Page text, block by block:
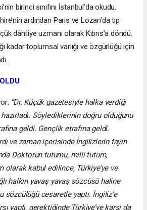
birinci sınıfını İstanbul’da okudu.
ardından Paris ve Lozan’da tıp
dâhiliye uzmanı olarak Kıbrıs’a döndü.
kadar toplumsal varlığı ve özgürlüğü için
“Dr. Küçük gazetesiyle halka verdiği
Söylediklerinin doğru olduğunu
geldi. Gençlik etrafına geldi.
ve zaman içerisinde İngilizlerin tayin
Doktorun tutumu, milli tutum,
olarak kabul edilince, Türkiye’ye ve
halkın yavaş yavaş sözcüsü haline
sözcülüğü cesaretle yaptı. İngiliz’e
yaptı, gerektiğinde Türkiye’ye karşı da